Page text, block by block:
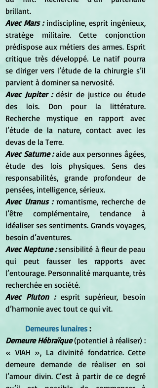
brillant.
Avec Mars : indiscipline, esprit ingénieux,
stratège militaire. Cette conjonction
prédispose aux métiers des armes. Esprit
critique très développé. Le natif pourra
se diriger vers l’étude de la chirurgie s’il
parvient à dominer sa nervosité.
Avec Jupiter : désir de justice ou étude
des lois. Don pour la littérature.
Recherche mystique en rapport avec
l’étude de la nature, contact avec les
devas de la Terre.
Avec Saturne : aide aux personnes âgées,
étude des lois physiques. Sens des
responsabilités, grande profondeur de
pensées, intelligence, sérieux.
Avec Uranus : romantisme, recherche de
l’être complémentaire, tendance à
idéaliser ses sentiments. Grands voyages,
besoin d’aventures.
Avec Neptune : sensibilité à fleur de peau
qui peut fausser les rapports avec
l’entourage. Personnalité marquante, très
recherchée en société.
Avec Pluton : esprit supérieur, besoin
d’harmonie avec tout ce qui vit.
Demeures lunaires :
Demeure Hébraïque (potentiel à réaliser) :
« VIAH », La divinité fondatrice. Cette
demeure demande de réaliser en soi
l’amour divin. C’est à partir de ce degré